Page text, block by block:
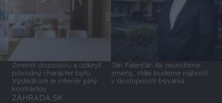
Zmenili dispozíciu a odkryli
pôvodný charakter bytu.
Výsledkom je interiér plný
kontrastov
Ján Palenčár: Ak neurobíme
zmeny, stále budeme najhorší
v dostupnosti bývania
ZÁHRADA.SK